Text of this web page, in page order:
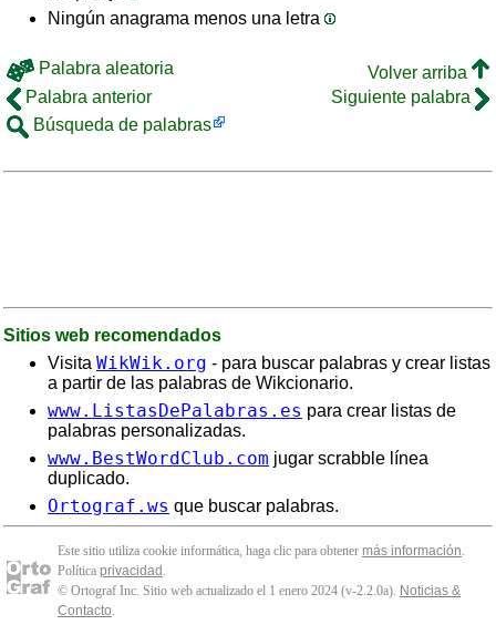
Ningún anagrama menos una letra
Palabra aleatoria
Volver arriba
Palabra anterior
Siguiente palabra
Búsqueda de palabras
Sitios web recomendados
Visita WikWik.org - para buscar palabras y crear listas
a partir de las palabras de Wikcionario.
www.ListasDePalabras.es para crear listas de
palabras personalizadas.
www.BestWordClub.com jugar scrabble línea
duplicado.
Ortograf.ws que buscar palabras.
Este sitio utiliza cookie informática, haga clic para obtener más información.
Política privacidad .
© Ortograf Inc. Sitio web actualizado el 1 enero 2024 (v-2.2.0a). Noticias &
Contacto.